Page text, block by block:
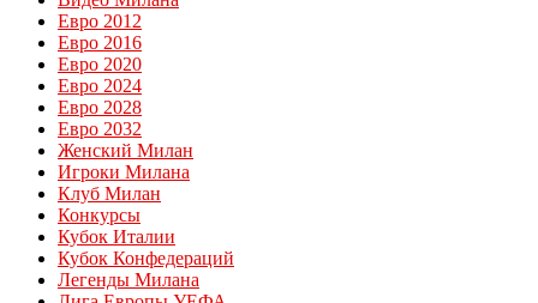
Евро 2012
Евро 2016
Евро 2020
Евро 2024
Евро 2028
Евро 2032
Женский Милан
Игроки Милана
Клуб Милан
Конкурсы
Кубок Италии
Кубок Конфедераций
Легенды Милана